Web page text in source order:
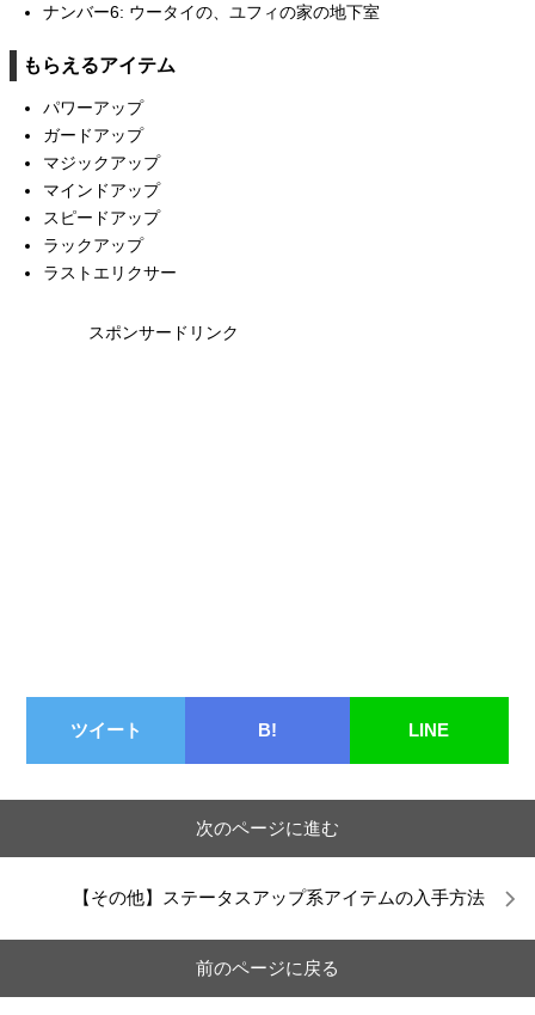
ナンバー6: ウータイの、ユフィの家の地下室
もらえるアイテム
パワーアップ
ガードアップ
マジックアップ
マインドアップ
スピードアップ
ラックアップ
ラストエリクサー
スポンサードリンク
ツイート B! LINE
次のページに進む
【その他】ステータスアップ系アイテムの入手方法
前のページに戻る